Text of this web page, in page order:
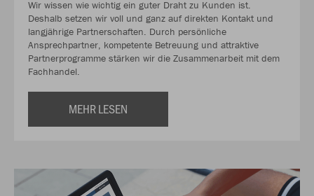
Wir wissen wie wichtig ein guter Draht zu Kunden ist.
Deshalb setzen wir voll und ganz auf direkten Kontakt und
langjährige Partnerschaften. Durch persönliche
Ansprechpartner, kompetente Betreuung und attraktive
Partnerprogramme stärken wir die Zusammenarbeit mit dem
Fachhandel.
MEHR LESEN